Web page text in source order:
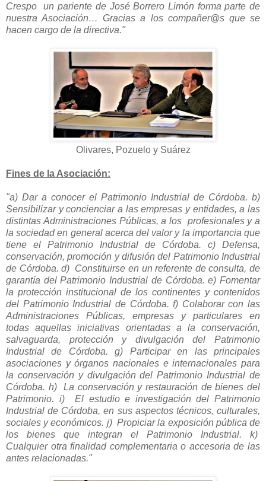
Crespo un pariente de José Borrero Limón forma parte de
nuestra Asociación… Gracias a los compañer@s que se
hacen cargo de la directiva."
Olivares, Pozuelo y Suárez
Fines de la Asociación:
"a) Dar a conocer el Patrimonio Industrial de Córdoba. b)
Sensibilizar y concienciar a las empresas y entidades, a las
distintas Administraciones Públicas, a los profesionales y a
la sociedad en general acerca del valor y la importancia que
tiene el Patrimonio Industrial de Córdoba. c) Defensa,
conservación, promoción y difusión del Patrimonio Industrial
de Córdoba. d) Constituirse en un referente de consulta, de
garantía del Patrimonio Industrial de Córdoba. e) Fomentar
la protección institucional de los continentes y contenidos
del Patrimonio Industrial de Córdoba. f) Colaborar con las
Administraciones Públicas, empresas y particulares en
todas aquellas iniciativas orientadas a la conservación,
salvaguarda, protección y divulgación del Patrimonio
Industrial de Córdoba.g) Participar en las principales
asociaciones y órganos nacionales e internacionales para
la conservación y divulgación del Patrimonio Industrial de
Córdoba. h) La conservación y restauración de bienes del
Patrimonio. i) El estudio e investigación del Patrimonio
Industrial de Córdoba, en sus aspectos técnicos, culturales,
sociales y económicos. j) Propiciar la exposición pública de
los bienes que integran el Patrimonio Industrial. k)
Cualquier otra finalidad complementaria o accesoria de las
antes relacionadas."